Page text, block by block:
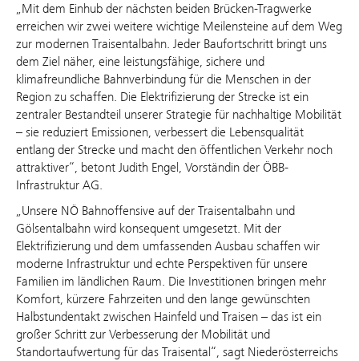
„Mit dem Einhub der nächsten beiden Brücken-Tragwerke
erreichen wir zwei weitere wichtige Meilensteine auf dem Weg
zur modernen Traisentalbahn. Jeder Baufortschritt bringt uns
dem Ziel näher, eine leistungsfähige, sichere und
klimafreundliche Bahnverbindung für die Menschen in der
Region zu schaffen. Die Elektrifizierung der Strecke ist ein
zentraler Bestandteil unserer Strategie für nachhaltige Mobilität
– sie reduziert Emissionen, verbessert die Lebensqualität
entlang der Strecke und macht den öffentlichen Verkehr noch
attraktiver“, betont Judith Engel, Vorständin der ÖBB-
Infrastruktur AG.
„Unsere NÖ Bahnoffensive auf der Traisentalbahn und
Gölsentalbahn wird konsequent umgesetzt. Mit der
Elektrifizierung und dem umfassenden Ausbau schaffen wir
moderne Infrastruktur und echte Perspektiven für unsere
Familien im ländlichen Raum. Die Investitionen bringen mehr
Komfort, kürzere Fahrzeiten und den lange gewünschten
Halbstundentakt zwischen Hainfeld und Traisen – das ist ein
großer Schritt zur Verbesserung der Mobilität und
Standortaufwertung für das Traisental“, sagt Niederösterreichs